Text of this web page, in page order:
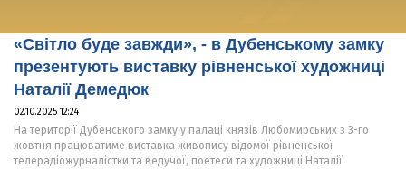
«Світло буде завжди», - в Дубенському замку
презентують виставку рівненської художниці
Наталії Демедюк
02.10.2025 12:24
На території Дубенського замку у палаці князів Любомирських з 3-го
жовтня працюватиме виставка живопису відомої рівненської
телерадіожурналістки та ведучої, поетеси та художниці Наталії